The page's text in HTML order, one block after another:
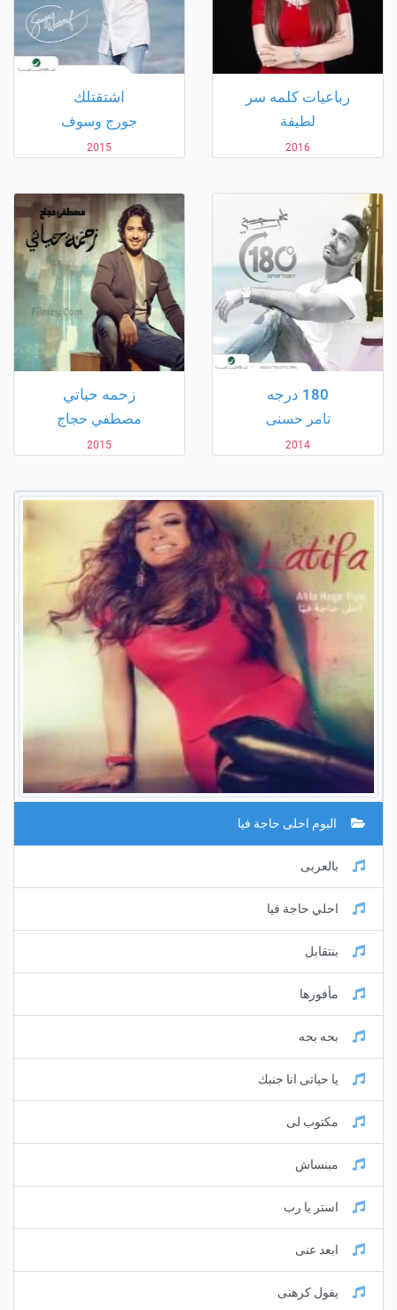
رباعيات كلمه سر
لطيفة
2016
اشتقتلك
جورج وسوف
2015
180 درجه
تامر حسنى
2014
زحمه حياتي
مصطفي حجاج
2015
البوم احلى حاجة فيا
بالعربى
احلي حاجة فيا
بنتقابل
مأفورها
بحه بحه
يا حياتى انا جنبك
مكتوب لى
مبنساش
استر يا رب
ابعد عنى
يقول كرهنى